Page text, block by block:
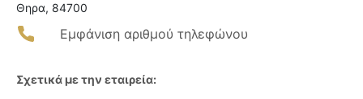
Θηρα, 84700
Εμφάνιση αριθμού τηλεφώνου
Σχετικά με την εταιρεία: